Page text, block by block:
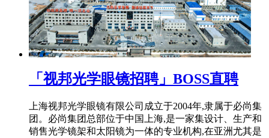
「视邦光学眼镜招聘」BOSS直聘
上海视邦光学眼镜有限公司成立于2004年,隶属于必尚集
团。必尚集团总部位于中国上海,是一家集设计、生产和
销售光学镜架和太阳镜为一体的专业机构,在亚洲尤其是